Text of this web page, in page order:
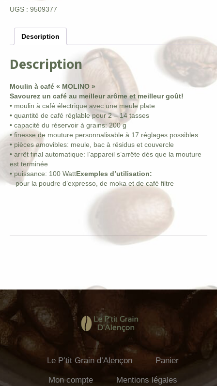
à
MOLINO,
rouge
UGS : 9509377
Description
Description
Moulin à café « MOLINO »
Savourez un café au meilleur arôme et meilleur goût!
• moulin à café électrique avec une meule plate
• quantité de café réglable pour 2 – 14 tasses
• capacité du réservoir à grains: 200 g
• finesse de mouture personnalisable à 17 réglages possibles
• pièces amovibles: meule, bac à résidus et couvercle
• arrêt final automatique: l’appareil s’arrête dès que la mouture
est terminée
• puissance: 100 WattExemples d’utilisation:
– pour la poudre d’expresso, de moka et de café filtre
Le P’tit Grain d’Alençon Panier
Mon compte Mentions légales